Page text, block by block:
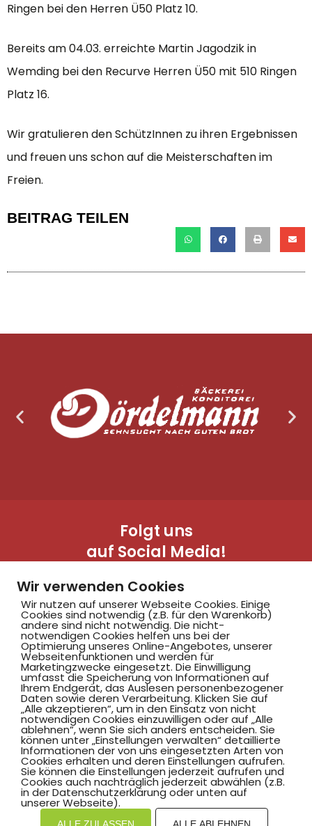
Ringen bei den Herren Ü50 Platz 10.
Bereits am 04.03. erreichte Martin Jagodzik in
Wemding bei den Recurve Herren Ü50 mit 510 Ringen
Platz 16.
Wir gratulieren den SchützInnen zu ihren Ergebnissen
und freuen uns schon auf die Meisterschaften im
Freien.
BEITRAG TEILEN
Folgt uns
auf Social Media!
Hammer SportClub 2008
Am Südbad 9,
59069 Hamm
©2025 Hammer SportClub 2008 e.V.
Wir verwenden Cookies
Wir nutzen auf unserer Webseite Cookies. Einige
Cookies sind notwendig (z.B. für den Warenkorb)
andere sind nicht notwendig. Die nicht-
notwendigen Cookies helfen uns bei der
Optimierung unseres Online-Angebotes, unserer
Webseitenfunktionen und werden für
Marketingzwecke eingesetzt. Die Einwilligung
umfasst die Speicherung von Informationen auf
Ihrem Endgerät, das Auslesen personenbezogener
Daten sowie deren Verarbeitung. Klicken Sie auf
„Alle akzeptieren“, um in den Einsatz von nicht
notwendigen Cookies einzuwilligen oder auf „Alle
ablehnen“, wenn Sie sich anders entscheiden. Sie
können unter „Einstellungen verwalten“ detaillierte
Informationen der von uns eingesetzten Arten von
Cookies erhalten und deren Einstellungen aufrufen.
Sie können die Einstellungen jederzeit aufrufen und
Cookies auch nachträglich jederzeit abwählen (z.B.
in der Datenschutzerklärung oder unten auf
unserer Webseite).